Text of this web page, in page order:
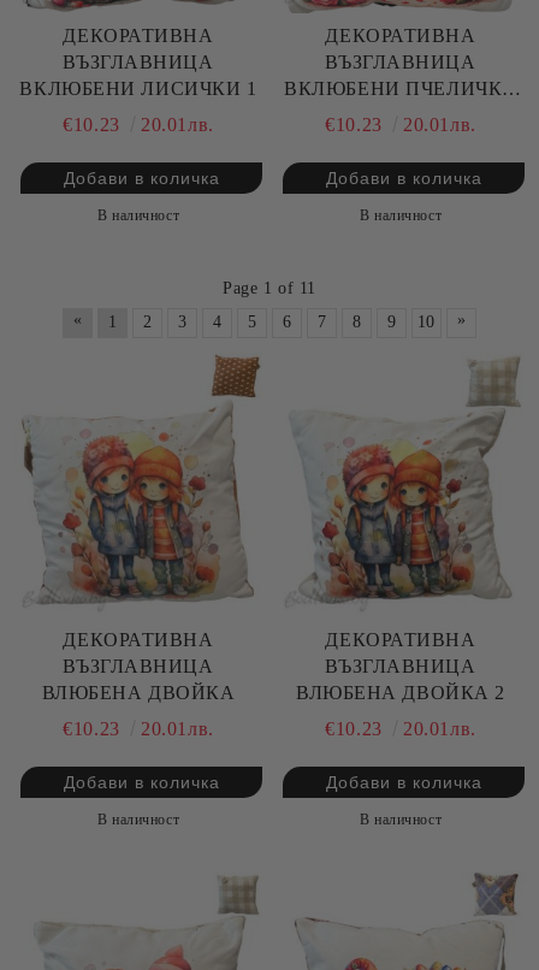
ДЕКОРАТИВНА
ВЪЗГЛАВНИЦА
ВКЛЮБЕНИ ЛИСИЧКИ 1
€10.23
20.01лв.
В наличност
ДЕКОРАТИВНА
ВЪЗГЛАВНИЦА
ВКЛЮБЕНИ ПЧЕЛИЧКИ
1
€10.23 20.01лв.
В наличност
Page 1 of 11
«
1 2 3 4 5 6 7 8 9 10 »
ДЕКОРАТИВНА
ВЪЗГЛАВНИЦА
ВЛЮБЕНА ДВОЙКА
€10.23
20.01лв.
В наличност
ДЕКОРАТИВНА
ВЪЗГЛАВНИЦА
ВЛЮБЕНА ДВОЙКА 2
€10.23
20.01лв.
В наличност